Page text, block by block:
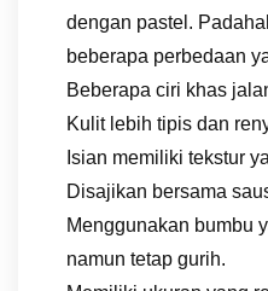
dengan pastel.
beberapa perbedaan
Beberapa ciri khas
Kulit lebih tipis dan
Isian memiliki tekstur
Disajikan bersama
Menggunakan bumbu
namun tetap gurih.